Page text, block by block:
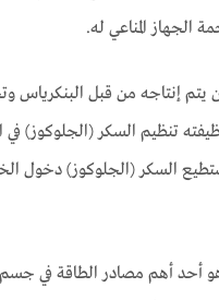
الجهاز المناعي له.
يتم إنتاجه من قبل البنكرياس
تنظيم السكر (الجلوكوز)
السكر (الجلوكوز) دخول
أحد أهم مصادر الطاقة في جسم